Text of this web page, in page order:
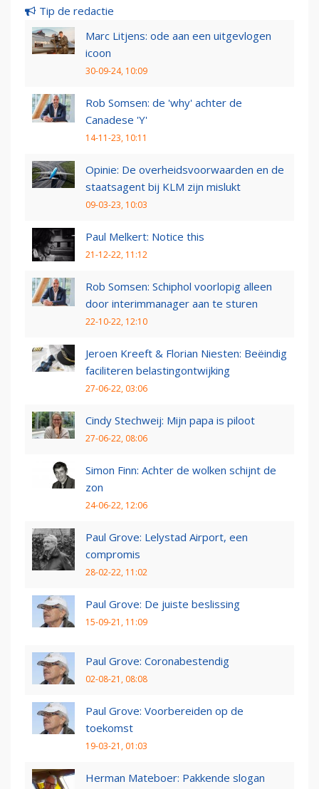
Tip de redactie
Marc Litjens: ode aan een uitgevlogen
icoon
30-09-24, 10:09
Rob Somsen: de 'why' achter de
Canadese 'Y'
14-11-23, 10:11
Opinie: De overheidsvoorwaarden en de
staatsagent bij KLM zijn mislukt
09-03-23, 10:03
Paul Melkert: Notice this
21-12-22, 11:12
Rob Somsen: Schiphol voorlopig alleen
door interimmanager aan te sturen
22-10-22, 12:10
Jeroen Kreeft & Florian Niesten: Beëindig
faciliteren belastingontwijking
27-06-22, 03:06
Cindy Stechweij: Mijn papa is piloot
27-06-22, 08:06
Simon Finn: Achter de wolken schijnt de
zon
24-06-22, 12:06
Paul Grove: Lelystad Airport, een
compromis
28-02-22, 11:02
Paul Grove: De juiste beslissing
15-09-21, 11:09
Paul Grove: Coronabestendig
02-08-21, 08:08
Paul Grove: Voorbereiden op de
toekomst
19-03-21, 01:03
Herman Mateboer: Pakkende slogan